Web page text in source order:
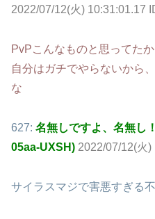
2022/07/12(火) 10:31:01.17
PvPこんなものと思ってた
自分はガチでやらないから
な
627: 名無しですよ、名無し
05aa-UXSH) 2022/07/12(火
サイラスマジで害悪すぎる